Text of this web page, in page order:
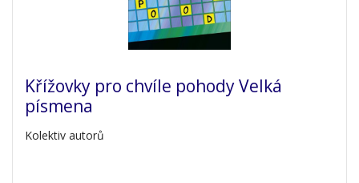
Křížovky pro chvíle pohody Velká
písmena
Kolektiv autorů